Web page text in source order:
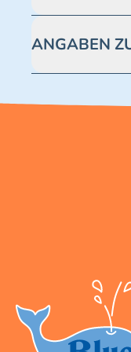
ANGABEN